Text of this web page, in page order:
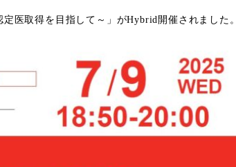
医取得を目指して～」がHybrid開催されました。